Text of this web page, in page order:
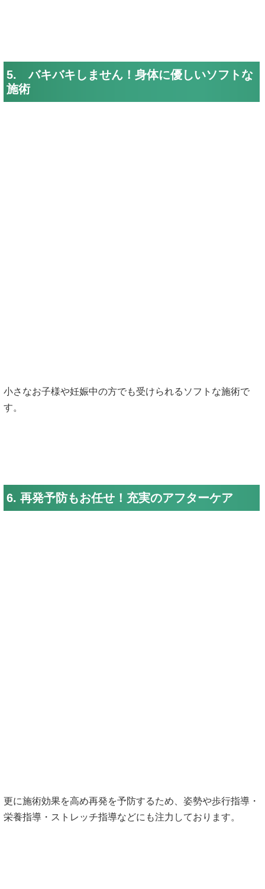
5. バキバキしません！身体に優しいソフトな
施術
小さなお子様や妊娠中の方でも受けられるソフトな施術で
す。
6. 再発予防もお任せ！充実のアフターケア
更に施術効果を高め再発を予防するため、姿勢や歩行指導・
栄養指導・ストレッチ指導などにも注力しております。